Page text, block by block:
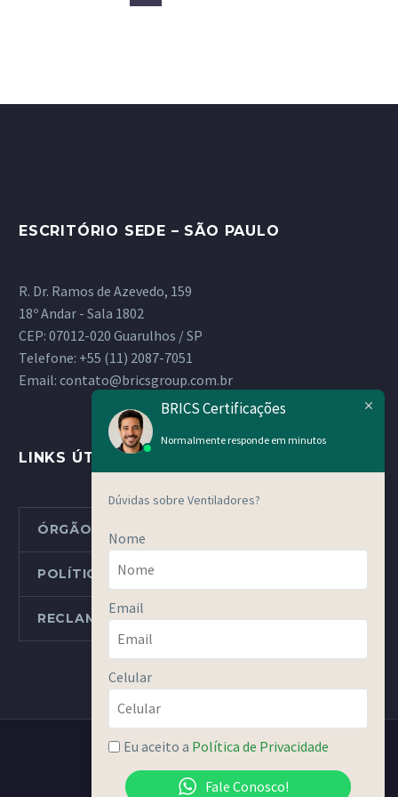
ESCRITÓRIO SEDE – SÃO PAULO
R. Dr. Ramos de Azevedo, 159
18º Andar - Sala 1802
CEP: 07012-020 Guarulhos / SP
Telefone: +55 (11) 2087-7051
Email: contato@bricsgroup.com.br
LINKS ÚTEIS
ÓRGÃOS METROLÓGICOS ESTADUAIS
POLÍTICAS E PROCEDIMENTOS
RECLAMAÇÕES OU DENÚNCIAS
BRICS Certificações
Normalmente responde em minutos
Dúvidas sobre Ventiladores?
Nome
Email
Celular
Eu aceito a Política de Privacidade
Fale Conosco!